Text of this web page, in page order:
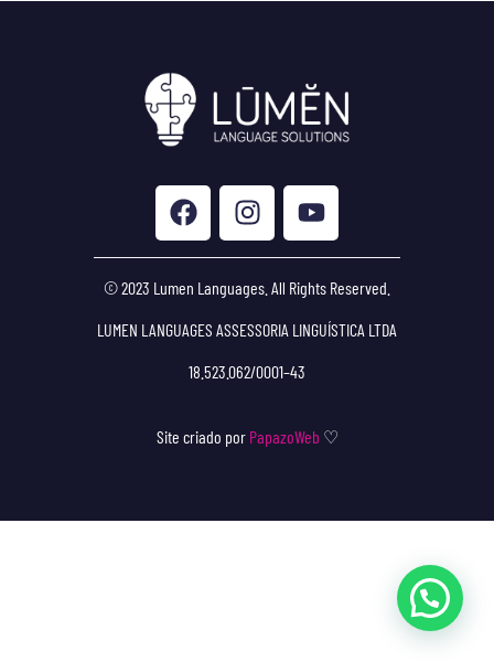
© 2023 Lumen Languages. All Rights Reserved.
LUMEN LANGUAGES ASSESSORIA LINGUÍSTICA LTDA
18.523.062/0001–43
Site criado por PapazoWeb ♡